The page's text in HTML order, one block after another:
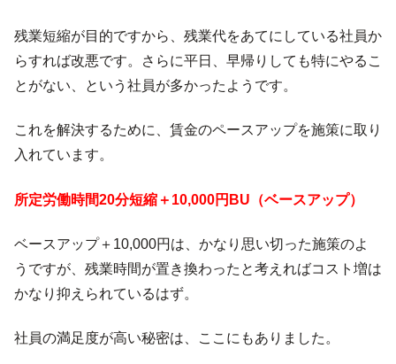
残業短縮が目的ですから、残業代をあてにしている社員か
らすれば改悪です。さらに平日、早帰りしても特にやるこ
とがない、という社員が多かったようです。
これを解決するために、賃金のペースアップを施策に取り
入れています。
所定労働時間20分短縮＋10,000円BU（ベースアップ）
ベースアップ＋10,000円は、かなり思い切った施策のよ
うですが、残業時間が置き換わったと考えればコスト増は
かなり抑えられているはず。
社員の満足度が高い秘密は、ここにもありました。